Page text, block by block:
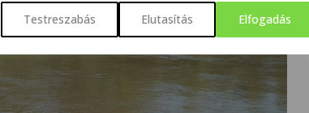
Testreszabás Elutasítás Elfogadás